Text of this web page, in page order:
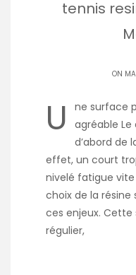
tennis
ON
U
ne surface
agréable
d’abord de
effet, un court
nivelé fatigue vite
choix de la
ces enjeux.
régulier,